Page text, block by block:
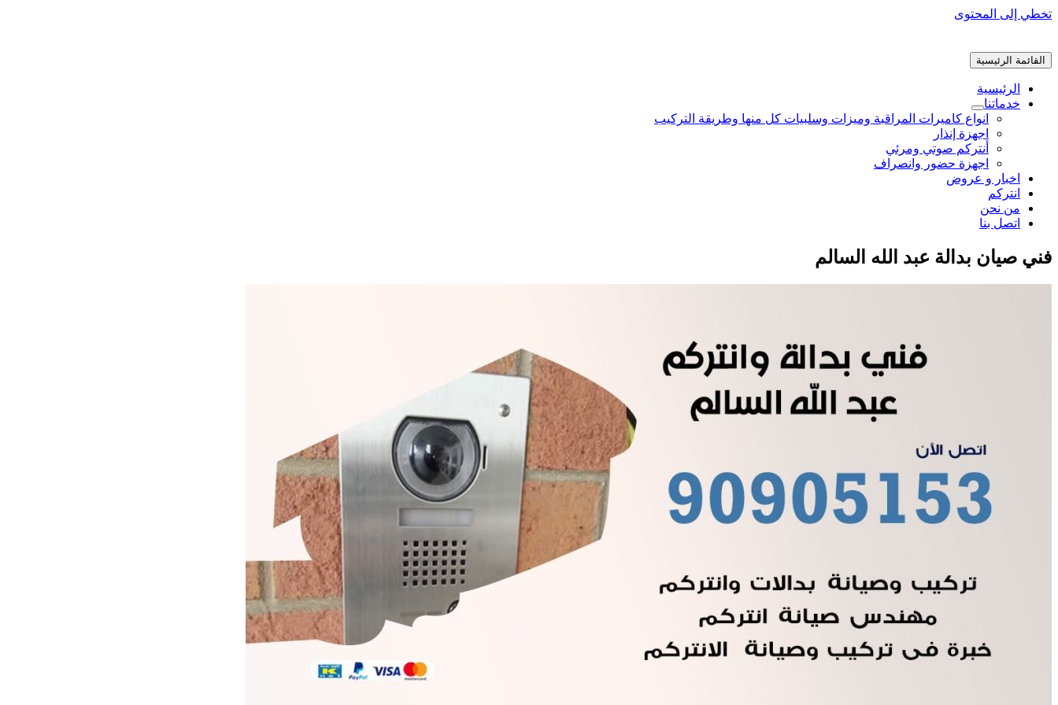
تخطي إلى المحتوى
القائمة الرئيسية
الرئيسية
خدماتنا
انواع كاميرات المراقبة وميزات وسلبيات كل منها وطريقة التركيب
اجهزة إنذار
أنتركم صوتي ومرئي
اجهزة حضور وانصراف
اخبار و عروض
انتركم
من نحن
اتصل بنا
فني صيان بدالة عبد الله السالم